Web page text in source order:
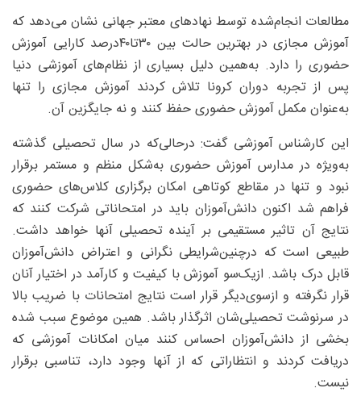
مطالعات انجام‌شده توسط نهادهای معتبر جهانی نشان می‌دهد که
آموزش مجازی در بهترین حالت بین ۳۰تا۴۰‌درصد کارایی آموزش
حضوری را دارد. به‌همین دلیل بسیاری از نظام‌های آموزشی دنیا
پس از تجربه دوران کرونا تلاش کردند آموزش مجازی را تنها
به‌عنوان مکمل آموزش حضوری حفظ کنند و نه جایگزین آن.
این کارشناس آموزشی گفت: درحالی‌که در سال تحصیلی گذشته
به‌ویژه در مدارس آموزش حضوری به‌شکل منظم و مستمر برقرار
نبود و تنها در مقاطع کوتاهی امکان برگزاری کلاس‌های حضوری
فراهم شد اکنون دانش‌آموزان باید در امتحاناتی شرکت کنند که
نتایج آن تاثیر مستقیمی بر آینده تحصیلی آنها خواهد داشت.
طبیعی است که درچنین‌شرایطی نگرانی و اعتراض دانش‌آموزان
قابل درک باشد. ازیک‌سو آموزش با کیفیت و کارآمد در اختیار آنان
قرار نگرفته و ازسوی‌دیگر قرار است نتایج امتحانات با ضریب بالا
در سرنوشت تحصیلی‌شان اثرگذار باشد. همین موضوع سبب شده
بخشی از دانش‌آموزان احساس کنند میان امکانات آموزشی که
دریافت کردند و انتظاراتی که از آنها وجود دارد، تناسبی برقرار
نیست.